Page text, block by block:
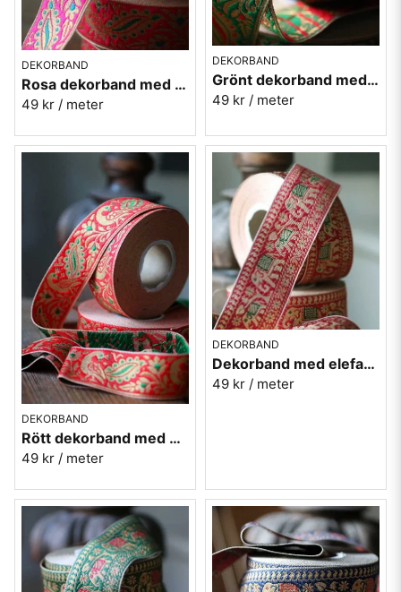
DEKORBAND
Rosa dekorband med påfåglar - 3cm
49 kr / meter
DEKORBAND
Grönt dekorband med påfåglar - 3cm
49 kr / meter
DEKORBAND
Rött dekorband med påfåglar - 3cm
49 kr / meter
DEKORBAND
Dekorband med elefanter på rad - röd
49 kr / meter